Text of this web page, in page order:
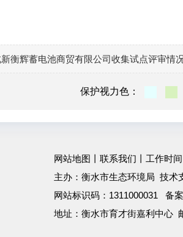
衡辉蓄电池商贸有限公司收集试点评审情
保护视力色：
网站地图 联系我们 丨工作时
主办：衡水市生态环境局 技术
网站标识码：1311000031 备
地址：衡水市育才街嘉利中